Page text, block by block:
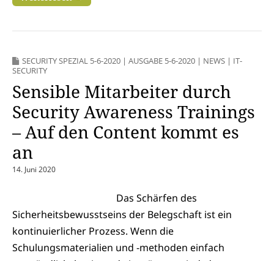
SECURITY SPEZIAL 5-6-2020 | AUSGABE 5-6-2020 | NEWS | IT-
SECURITY
Sensible Mitarbeiter durch
Security Awareness Trainings
– Auf den Content kommt es
an
14. Juni 2020
Das Schärfen des
Sicherheitsbewusstseins der Belegschaft ist ein
kontinuierlicher Prozess. Wenn die
Schulungsmaterialien und -methoden einfach